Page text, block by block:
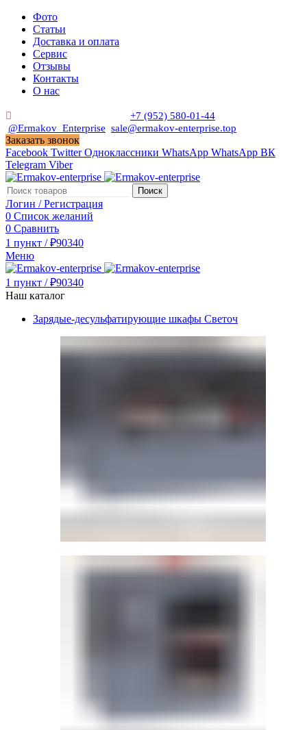
Фото
Статьи
Доставка и оплата
Сервис
Отзывы
Контакты
О нас
+7 (952) 580-01-44
@Ermakov_Enterprise sale@ermakov-enterprise.top
Заказать звонок
Facebook Twitter Одноклассники WhatsApp WhatsApp ВК
Telegram Viber
Поиск
Логин / Регистрация
0 Список желаний
0 Сравнить
1 пункт / ₽90340
Меню
1 пункт / ₽90340
Наш каталог
Зарядые-десульфатирующие шкафы Светоч